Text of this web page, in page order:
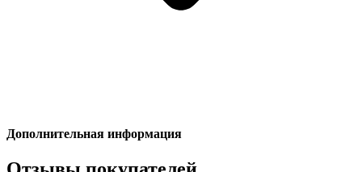
Дополнительная информация